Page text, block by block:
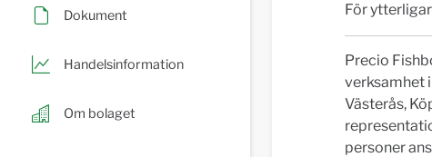
Dokument
Handelsinformation
Om bolaget
För
Precio
verksamhet
Västerås,
personer